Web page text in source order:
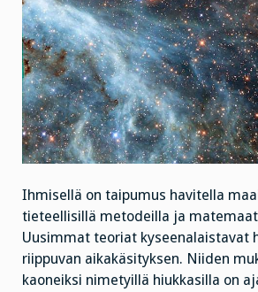
Ihmisellä on taipumus havitella
tieteellisillä metodeilla ja
Uusimmat teoriat kyseenalaistavat
riippuvan aikakäsityksen. Niiden
kaoneiksi nimetyillä hiukkasilla on